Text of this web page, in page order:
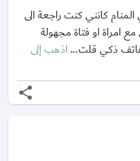
المنام كانني كنت راجعة الى
امراة او فتاة مجهولة
هاتف ذكي قلت...اذهب إلى
share